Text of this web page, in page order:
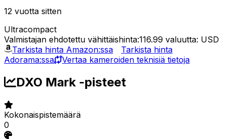
12 vuotta sitten
Ultracompact
Valmistajan ehdotettu vähittäishinta:116.99 valuutta: USD
Tarkista hinta Amazon:ssa
Tarkista hinta
Adorama:ssa
Vertaa kameroiden teknisiä tietoja
DXO Mark -pisteet
Kokonaispistemäärä
0